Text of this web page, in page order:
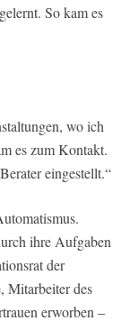
So kam es
wo ich
es zum Kontakt.
eingestellt.“
ihre Aufgaben
der
Mitarbeiter des
erworben –